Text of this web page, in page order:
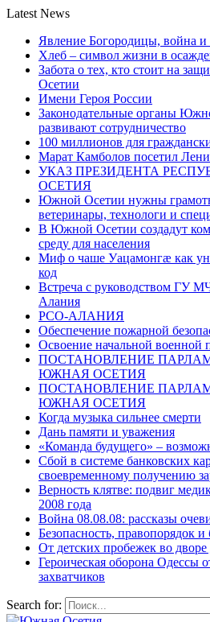
Latest News
Явление Богородицы, война и
Хлеб – символ жизни в
Забота о тех, кто стоит на
Осетии
Имени Героя России
Законодательные органы
развивают сотрудничество
100 миллионов для
Марат Камболов посетил
УКАЗ ПРЕЗИДЕНТА
ОСЕТИЯ
Южной Осетии нужны
ветеринары, технологи и
В Южной Осетии создадут
среду для населения
Миф о чаше Уацамонгæ как
код
Встреча с руководством ГУ
Алания
РСО-АЛАНИЯ
Обеспечение пожарной
Освоение начальной военной
ПОСТАНОВЛЕНИЕ
ЮЖНАЯ ОСЕТИЯ
ПОСТАНОВЛЕНИЕ
ЮЖНАЯ ОСЕТИЯ
Когда музыка сильнее смерти
Дань памяти и уважения
«Команда будущего» –
Сбой в системе банковских
своевременному получению
Верность клятве: подвиг
2008 года
Война 08.08.08: рассказы
Безопасность, правопорядок и
От детских пробежек во дворе
Героическая оборона Одессы
захватчиков
Search for: